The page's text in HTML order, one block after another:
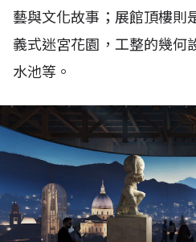
藝與文化故事；展館頂樓則
義式迷宮花園，工整的幾何
水池等。